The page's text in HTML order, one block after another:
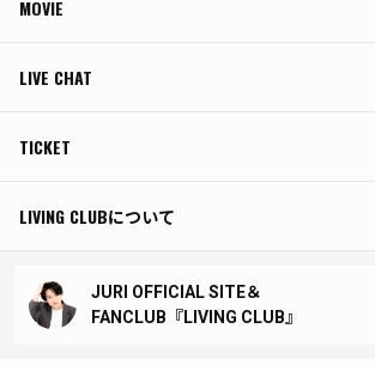
MOVIE
LIVE CHAT
TICKET
LIVING CLUBについて
JURI OFFICIAL SITE＆
FANCLUB『LIVING CLUB』